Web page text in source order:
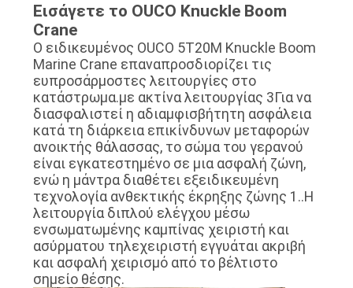
Εισάγετε το OUCO Knuckle Boom
Crane
Ο ειδικευμένος OUCO 5T20M Knuckle Boom
Marine Crane επαναπροσδιορίζει τις
ευπροσάρμοστες λειτουργίες στο
κατάστρωμα.με ακτίνα λειτουργίας 3Για να
διασφαλιστεί η αδιαμφισβήτητη ασφάλεια
κατά τη διάρκεια επικίνδυνων μεταφορών
ανοικτής θάλασσας, το σώμα του γερανού
είναι εγκατεστημένο σε μια ασφαλή ζώνη,
ενώ η μάντρα διαθέτει εξειδικευμένη
τεχνολογία ανθεκτικής έκρηξης ζώνης 1..Η
λειτουργία διπλού ελέγχου μέσω
ενσωματωμένης καμπίνας χειριστή και
ασύρματου τηλεχειριστή εγγυάται ακριβή
και ασφαλή χειρισμό από το βέλτιστο
σημείο θέσης.